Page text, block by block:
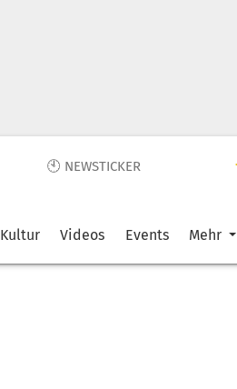
🕙 NEWSTICKER
Kultur Videos Events Mehr